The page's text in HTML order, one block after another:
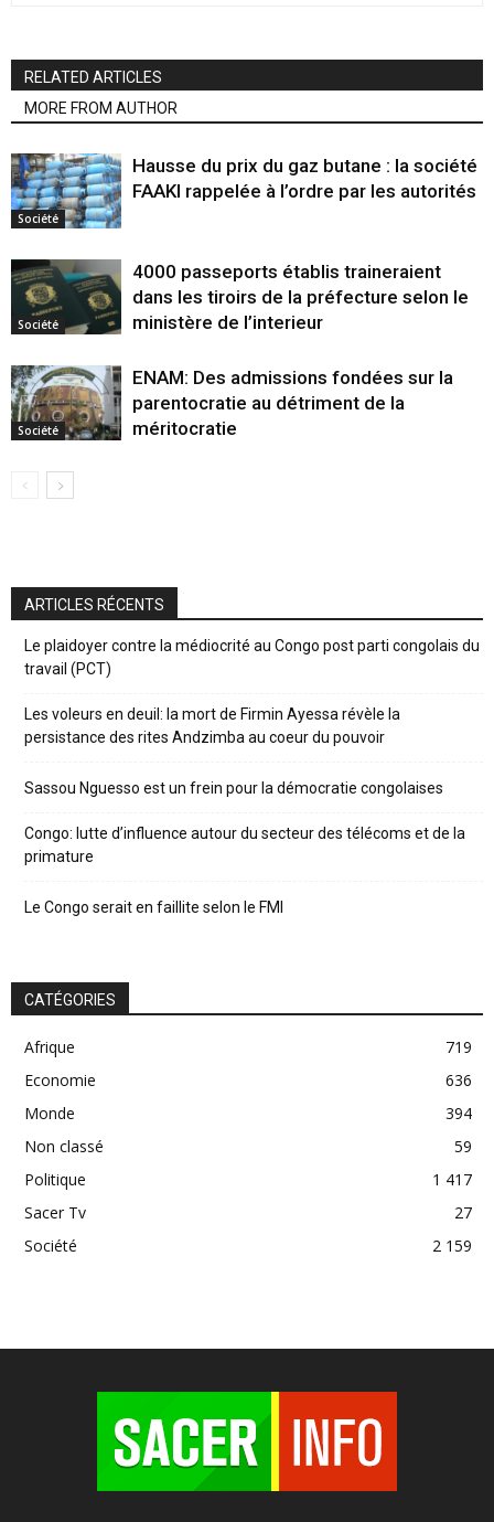
RELATED ARTICLES
MORE FROM AUTHOR
Société
Hausse du prix du gaz butane : la société
FAAKI rappelée à l’ordre par les autorités
Société
4000 passeports établis traineraient
dans les tiroirs de la préfecture selon le
ministère de l’interieur
Société
ENAM: Des admissions fondées sur la
parentocratie au détriment de la
méritocratie
ARTICLES RÉCENTS
Le plaidoyer contre la médiocrité au Congo post parti congolais du
travail (PCT)
Les voleurs en deuil: la mort de Firmin Ayessa révèle la
persistance des rites Andzimba au coeur du pouvoir
Sassou Nguesso est un frein pour la démocratie congolaises
Congo: lutte d’influence autour du secteur des télécoms et de la
primature
Le Congo serait en faillite selon le FMI
CATÉGORIES
Afrique
719
Economie
636
Monde
394
Non classé
59
Politique
1 417
Sacer Tv
27
Société
2 159